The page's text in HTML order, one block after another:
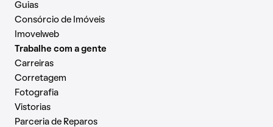
Guias
Consórcio de Imóveis
Imovelweb
Trabalhe com a gente
Carreiras
Corretagem
Fotografia
Vistorias
Parceria de Reparos